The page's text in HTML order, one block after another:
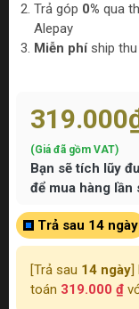
Trả góp 0% qua
Alepay
Miễn phíship thu
(Giá đã gồm VAT)
Bạn sẽ tích lũy
để mua hàng lần
Trả sau 14 ngày
[Trả sau 14 ngày
toán 319.000 ₫